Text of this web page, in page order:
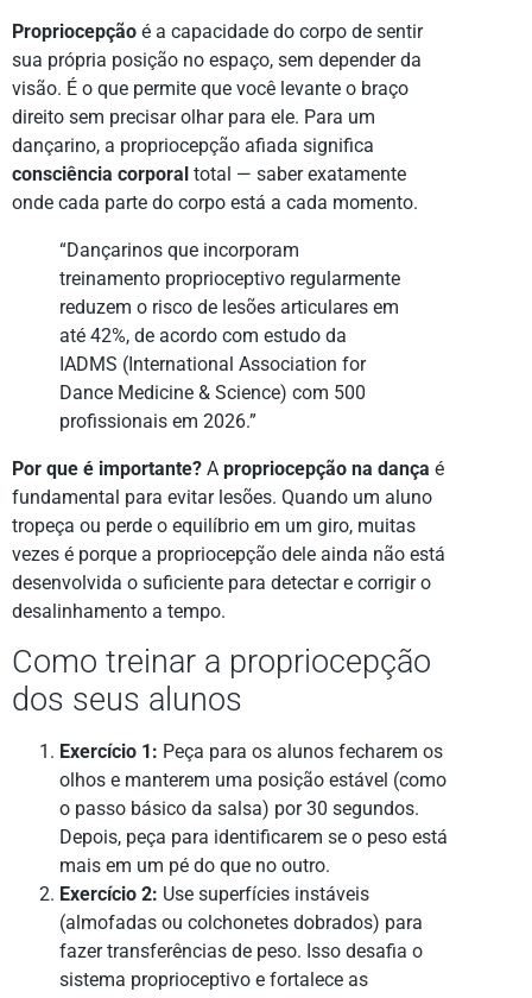
Propriocepção é a capacidade do corpo de sentir
sua própria posição no espaço, sem depender da
visão. É o que permite que você levante o braço
direito sem precisar olhar para ele. Para um
dançarino, a propriocepção afiada significa
consciência corporal total — saber exatamente
onde cada parte do corpo está a cada momento.
“Dançarinos que incorporam
treinamento proprioceptivo regularmente
reduzem o risco de lesões articulares em
até 42%, de acordo com estudo da
IADMS (International Association for
Dance Medicine & Science) com 500
profissionais em 2026.”
Por que é importante? A propriocepção na dança é
fundamental para evitar lesões. Quando um aluno
tropeça ou perde o equilíbrio em um giro, muitas
vezes é porque a propriocepção dele ainda não está
desenvolvida o suficiente para detectar e corrigir o
desalinhamento a tempo.
Como treinar a propriocepção
dos seus alunos
Exercício 1: Peça para os alunos fecharem os
olhos e manterem uma posição estável (como
o passo básico da salsa) por 30 segundos.
Depois, peça para identificarem se o peso está
mais em um pé do que no outro.
Exercício 2: Use superfícies instáveis
(almofadas ou colchonetes dobrados) para
fazer transferências de peso. Isso desafia o
sistema proprioceptivo e fortalece as